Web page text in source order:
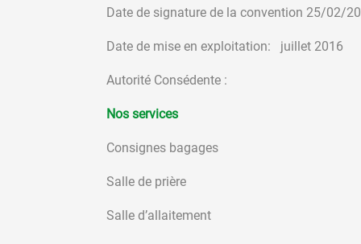
Date de signature de la convention 25/02/
Date de mise en exploitation: juillet 2016
Autorité Consédente :
Nos services
Consignes bagages
Salle de prière
Salle d’allaitement